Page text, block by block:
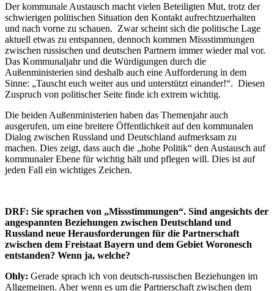
Der kommunale Austausch macht vielen Beteiligten Mut, trotz der
schwierigen politischen Situation den Kontakt aufrechtzuerhalten
und nach vorne zu schauen. Zwar scheint sich die politische Lage
aktuell etwas zu entspannen, dennoch kommen Missstimmungen
zwischen russischen und deutschen Partnern immer wieder mal vor.
Das Kommunaljahr und die Würdigungen durch die
Außenministerien sind deshalb auch eine Aufforderung in dem
Sinne: „Tauscht euch weiter aus und unterstützt einander!“. Diesen
Zuspruch von politischer Seite finde ich extrem wichtig.
Die beiden Außenministerien haben das Themenjahr auch
ausgerufen, um eine breitere Öffentlichkeit auf den kommunalen
Dialog zwischen Russland und Deutschland aufmerksam zu
machen. Dies zeigt, dass auch die „hohe Politik“ den Austausch auf
kommunaler Ebene für wichtig hält und pflegen will. Dies ist auf
jeden Fall ein wichtiges Zeichen.
DRF: Sie sprachen von „Missstimmungen“. Sind angesichts der
angespannten Beziehungen zwischen Deutschland und
Russland neue Herausforderungen für die Partnerschaft
zwischen dem Freistaat Bayern und dem Gebiet Woronesch
entstanden? Wenn ja, welche?
Ohly: Gerade sprach ich von deutsch-russischen Beziehungen im
Allgemeinen. Aber wenn es um die Partnerschaft zwischen dem